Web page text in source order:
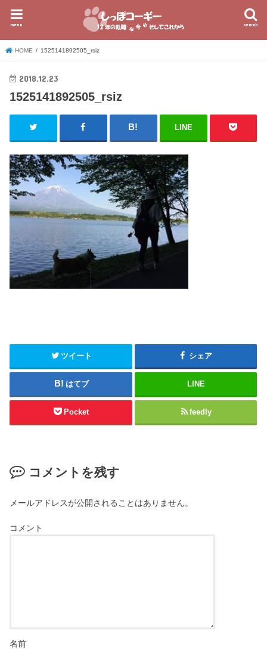
search
menu
HOME 1525141892505_rsiz
2018.12.23
1525141892505_rsiz
LINE
ツイート シェア
はてブ LINE
Pocket feedly
コメントを残す
メールアドレスが公開されることはありません。
コメント
名前